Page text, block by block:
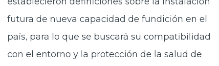
futura de nueva capacidad de fundición en el
país, para lo que se buscará su compatibilidad
con el entorno y la protección de la salud de